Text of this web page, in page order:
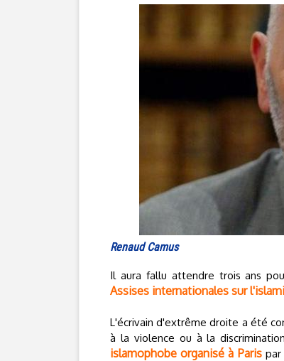
Renaud Camus
Il aura fallu attendre trois ans
Assises internationales sur
L'écrivain d'extrême droite a été
à la violence ou à la
islamophobe organisé à Parispar